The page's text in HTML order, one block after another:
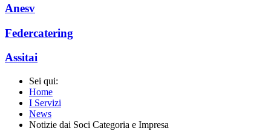
Anesv
Federcatering
Assitai
Sei qui:
Home
I Servizi
News
Notizie dai Soci Categoria e Impresa